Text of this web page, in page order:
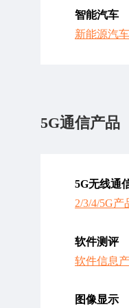
智能汽车
新能源汽车
5G通信产品
5G无线通
2/3/4/5G产
软件测评
软件信息
图像显示